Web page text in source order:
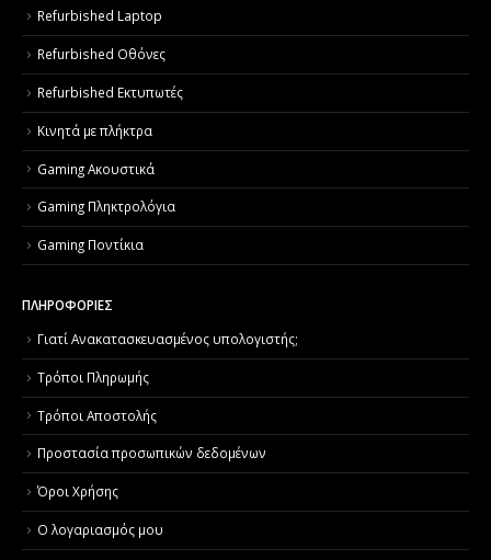
Refurbished Laptop
Refurbished Οθόνες
Refurbished Εκτυπωτές
Κινητά με πλήκτρα
Gaming Ακουστικά
Gaming Πληκτρολόγια
Gaming Ποντίκια
ΠΛΗΡΟΦΟΡΙΕΣ
Γιατί Aνακατασκευασμένος υπολογιστής;
Τρόποι Πληρωμής
Τρόποι Αποστολής
Προστασία προσωπικών δεδομένων
Όροι Χρήσης
Ο λογαριασμός μου